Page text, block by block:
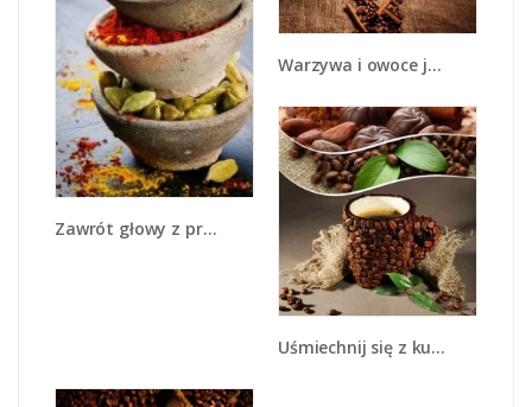
Zawrót głowy z przyprawami - JN550
Warzywa i owoce jesienią - JN711
Uśmiechnij się z kubkiem kawy - JN612